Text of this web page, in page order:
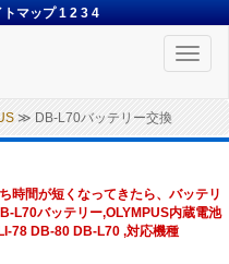
トマップ 1 2 3 4
Toggle
≫ DB-L70バッテリー交換
時間が短くなってきたら、バッテリ
L70バッテリー,OLYMPUS内蔵電池
78 DB-80 DB-L70 ,対応機種